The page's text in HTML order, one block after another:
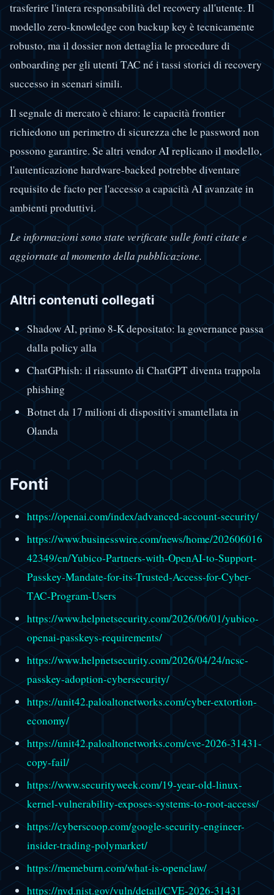
trasferire l'intera responsabilità del recovery all'utente. Il
modello zero-knowledge con backup key è tecnicamente
robusto, ma il dossier non dettaglia le procedure di
onboarding per gli utenti TAC né i tassi storici di recovery
successo in scenari simili.
Il segnale di mercato è chiaro: le capacità frontier
richiedono un perimetro di sicurezza che le password non
possono garantire. Se altri vendor AI replicano il modello,
l'autenticazione hardware-backed potrebbe diventare
requisito de facto per l'accesso a capacità AI avanzate in
ambienti produttivi.
Le informazioni sono state verificate sulle fonti citate e
aggiornate al momento della pubblicazione.
Altri contenuti collegati
Shadow AI, primo 8-K depositato: la governance passa
dalla policy alla
ChatGPhish: il riassunto di ChatGPT diventa trappola
phishing
Botnet da 17 milioni di dispositivi smantellata in
Olanda
Fonti
https://openai.com/index/advanced-account-security/
https://www.businesswire.com/news/home/202606016
42349/en/Yubico-Partners-with-OpenAI-to-Support-
Passkey-Mandate-for-its-Trusted-Access-for-Cyber-
TAC-Program-Users
https://www.helpnetsecurity.com/2026/06/01/yubico-
openai-passkeys-requirements/
https://www.helpnetsecurity.com/2026/04/24/ncsc-
passkey-adoption-cybersecurity/
https://unit42.paloaltonetworks.com/cyber-extortion-
economy/
https://unit42.paloaltonetworks.com/cve-2026-31431-
copy-fail/
https://www.securityweek.com/19-year-old-linux-
kernel-vulnerability-exposes-systems-to-root-access/
https://cyberscoop.com/google-security-engineer-
insider-trading-polymarket/
https://memeburn.com/what-is-openclaw/
https://nvd.nist.gov/vuln/detail/CVE-2026-31431